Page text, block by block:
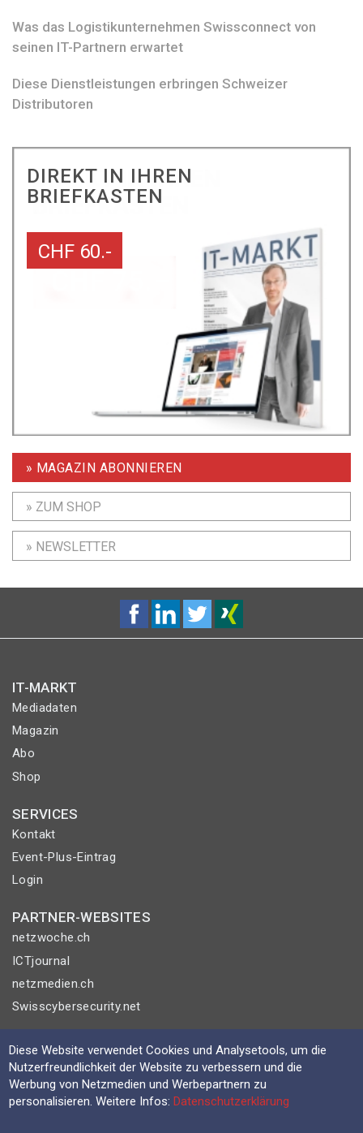
Was das Logistikunternehmen Swissconnect von
seinen IT-Partnern erwartet
Diese Dienstleistungen erbringen Schweizer
Distributoren
DIREKT IN IHREN
BRIEFKASTEN
CHF 60.-
» MAGAZIN ABONNIEREN
» ZUM SHOP
» NEWSLETTER
IT-MARKT
Mediadaten
Magazin
Abo
Shop
SERVICES
Kontakt
Event-Plus-Eintrag
Login
PARTNER-WEBSITES
netzwoche.ch
ICTjournal
netzmedien.ch
Swisscybersecurity.net
© NETZMEDIEN AG 2026
Impressum
AGB
Nutzungsbestimmungen
Diese Website verwendet Cookies und Analysetools, um die
Nutzerfreundlichkeit der Website zu verbessern und die
Werbung von Netzmedien und Werbepartnern zu
personalisieren. Weitere Infos:Datenschutzerklärung